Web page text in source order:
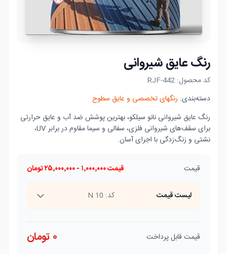
رنگ عایق شیروانی
کد محصول: RJF-442
دسته‌بندی: رنگهای تخصصی و عایق سطوح
رنگ عایق شیروانی نانو سیلکو، بهترین پوشش ضد آب و عایق حرارتی
برای سقف‌های شیروانی فلزی، سفالی و سیما مقاوم در برابر UV،
نشتی و زنگ‌زدگی با اجرای آسان.
قیمت قیمت۱٬۰۰۰٬۰۰۰ -۲۵٬۰۰۰٬۰۰۰تومان
لیست قیمت کد: N 10
قیمت قابل پرداخت ۰ تومان